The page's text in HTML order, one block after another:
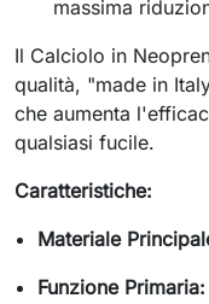
massima
Il Calciolo in
qualità, "made in
che aumenta
qualsiasi fucile.
Caratteristiche:
Materiale
Funzione Primaria: